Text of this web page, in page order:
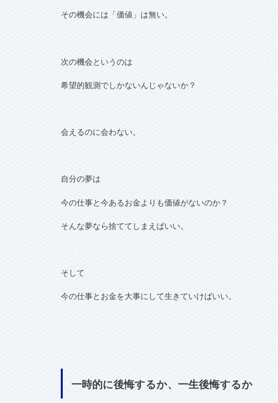
その機会には「価値」は無い。
次の機会というのは
希望的観測でしかないんじゃないか？
会えるのに会わない。
自分の夢は
今の仕事と今あるお金よりも価値がないのか？
そんな夢なら捨ててしまえばいい。
そして
今の仕事とお金を大事にして生きていけばいい。
一時的に後悔するか、一生後悔するか